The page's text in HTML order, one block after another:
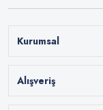
Kurumsal
Alışveriş